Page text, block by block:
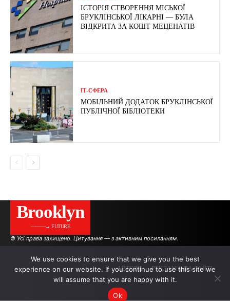
ІСТОРІЯ СТВОРЕННЯ МІСЬКОЇ
БРУКЛІНСЬКОЇ ЛІКАРНІ — БУЛА
ВІДКРИТА ЗА КОШТ МЕЦЕНАТІВ
ІТ-СФЕРА
МОБІЛЬНИЙ ДОДАТОК БРУКЛІНСЬКОЇ
ПУБЛІЧНОЇ БІБЛІОТЕКИ
Brooklyn
———→ FUTURE
© Усі права захищено. Цитування — з активним посиланням.
АВТОРИ РЕКЛАМА НА САЙТІ
We use cookies to ensure that we give you the best
experience on our website. If you continue to use this site we
will assume that you are happy with it.
Ok